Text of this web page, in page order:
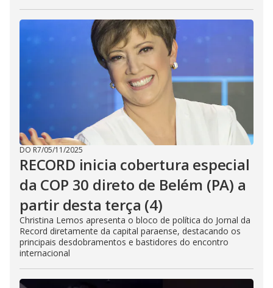
DO R7/05/11/2025
RECORD inicia cobertura especial
da COP 30 direto de Belém (PA) a
partir desta terça (4)
Christina Lemos apresenta o bloco de política do Jornal da
Record diretamente da capital paraense, destacando os
principais desdobramentos e bastidores do encontro
internacional